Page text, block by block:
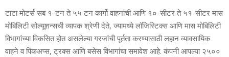
टाटा मोटर्स सब १-टन ते ५५ टन कार्गो वाहनांची आणि १०-सीटर ते ५१-सीटर मास
मोबिलिटी सोल्‍यूशन्‍सची व्‍यापक श्रेणी देते, ज्‍यामध्‍ये लॉजिस्टिक्‍स आणि मास मोबिलिटी
विभागांच्‍या विकसित होत असलेल्‍या गरजांची पूर्तता करण्‍यासाठी लहान व्‍यावसायिक
वाहने व पिकअप्‍स, ट्रक्‍स आणि बसेस विभागांचा समावेश आहे. कंपनी आपल्‍या २५००